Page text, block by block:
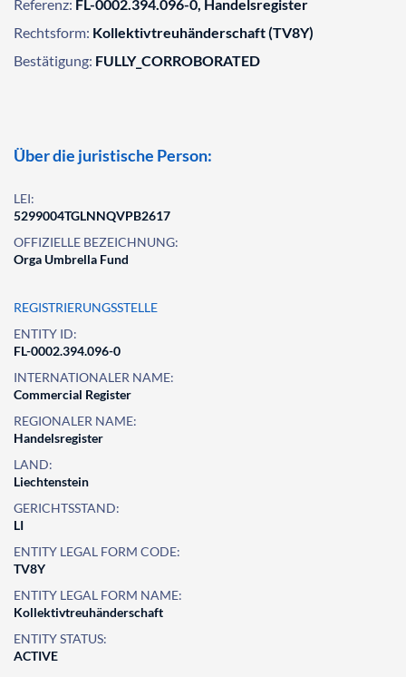
Referenz: FL-0002.394.096-0, Handelsregister
Rechtsform: Kollektivtreuhänderschaft (TV8Y)
Bestätigung: FULLY_CORROBORATED
Über die juristische Person:
LEI:
5299004TGLNNQVPB2617
OFFIZIELLE BEZEICHNUNG:
Orga Umbrella Fund
REGISTRIERUNGSSTELLE
ENTITY ID:
FL-0002.394.096-0
INTERNATIONALER NAME:
Commercial Register
REGIONALER NAME:
Handelsregister
LAND:
Liechtenstein
GERICHTSSTAND:
LI
ENTITY LEGAL FORM CODE:
TV8Y
ENTITY LEGAL FORM NAME:
Kollektivtreuhänderschaft
ENTITY STATUS:
ACTIVE